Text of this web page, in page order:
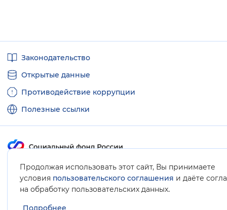
Продолжая использовать этот сайт, Вы принимаете
условия пользовательского соглашения и даёте
на обработку пользовательских данных.
Подробнее
ссылкиЗаконодательство
Открытые данные
Противодействие коррупции
Полезные ссылки
Карта сайта